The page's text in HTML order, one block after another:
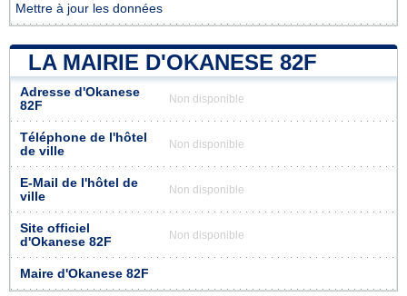
Mettre à jour les données
LA MAIRIE D'OKANESE 82F
Adresse d'Okanese
82F
Non disponible
Téléphone de l'hôtel
de ville
Non disponible
E-Mail de l'hôtel de
ville
Non disponible
Site officiel
d'Okanese 82F
Non disponible
Maire d'Okanese 82F